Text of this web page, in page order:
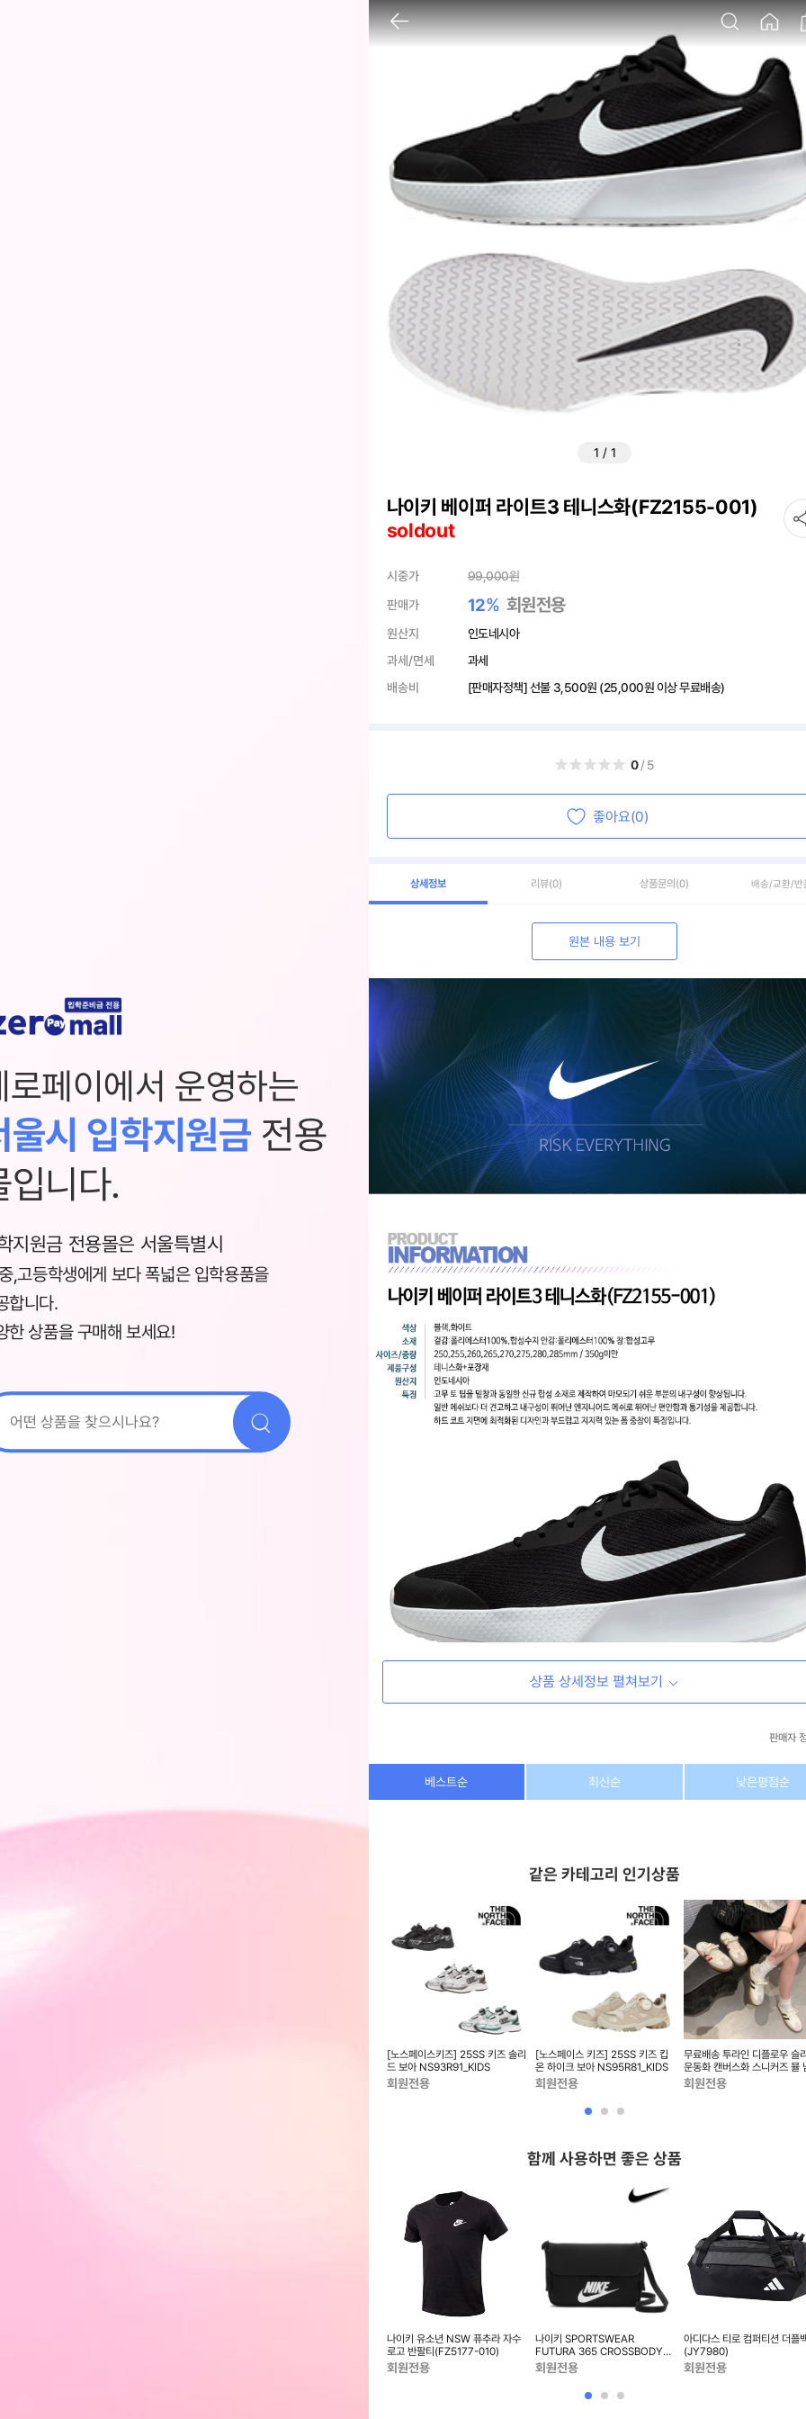
1 / 1
나이키 베이퍼 라이트3 테니스화(FZ2155-001)
soldout
시중가 99,000원
판매가
12% 회원전용
원산지
인도네시아
과세/면세
과세
배송비
[판매자정책] 선불 3,500원 (25,000원 이상 무료배송)
0/5
좋아요(0)
상세정보 리뷰(0) 상품문의 (0) 배송/교환/반
원본 내용 보기
상품 상세정보 펼쳐보기
판매자
상호/대표자
dongeecom@naver.com
소재지 경기도 고양시 덕양구 꽃마을로64, 1235호
베스트순 최신순 낮은평점순
같은 카테고리 인기상품
[노스페이스키즈] 25SS 키즈 솔리
드 보아 NS93R91_KIDS
회원전용
[노스페이스 키즈] 25SS 키즈 킵
온 하이크 보아 NS95R81_KIDS
회원전용
무료배송 투라인 디플로우 슬
운동화 캔버스화 스니커즈 뮬
회원전용
함께 사용하면 좋은 상품
나이키 유소년 NSW 퓨추라 자수
로고 반팔티(FZ5177-010)
회원전용
나이키 SPORTSWEAR
FUTURA 365 CROSSBODY
BAG - CW9300-010
회원전용
아디다스 티로 컴퍼티션 더플
(JY7980)
회원전용
로페이에서 운영하는
울시 입학지원금 전용
입니다.
지원금 전용몰은 서울특별시
,고등학생에게 보다 폭넓은 입학용품을
합니다.
한 상품을 구매해 보세요!